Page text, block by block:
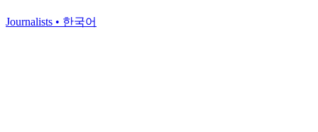
Journalists • 한국어